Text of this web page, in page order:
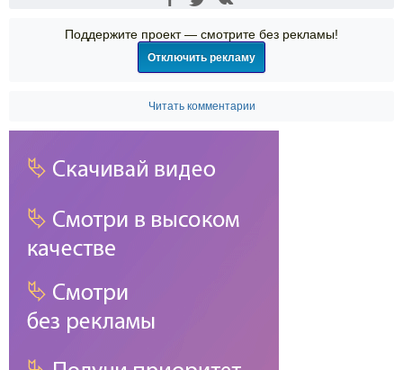
Поддержите проект — смотрите без рекламы!
Отключить рекламу
Читать комментарии